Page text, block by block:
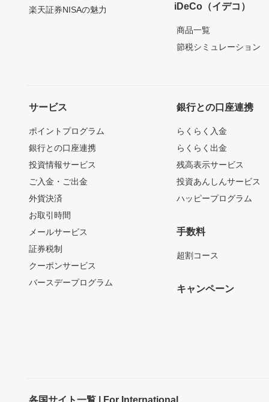
楽天証券NISAの魅力
iDeCo（イデコ）
商品一覧
節税シミュレーション
サービス
ポイントプログラム
銀行との口座連携
投資情報サービス
ご入金・ご出金
外貨決済
お取引時間
メールサービス
証券税制
クーポンサービス
バースデープログラム
銀行との口座連携
らくらく入金
らくらく出金
残高表示サービス
投資あんしんサービス
ハッピープログラム
手数料
超割コース
キャンペーン
各国サイト一覧 | For International